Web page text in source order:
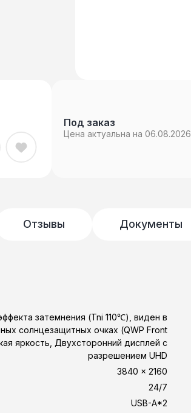
Под заказ
Цена актуальна на 06.08.2026
Отзывы Документы
затемнения (Tni 110℃), виден в
солнцезащитных очках (QWP Front
яркость, Двухсторонний дисплей с
разрешением UHD
3840 × 2160
24/7
USB-A*2